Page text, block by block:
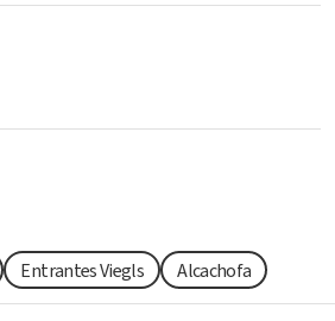
Entrantes Viegls Alcachofa